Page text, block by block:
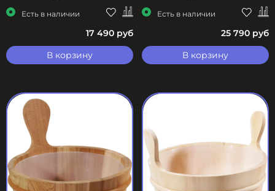
Есть в наличии
17 490 руб
В корзину
Есть в наличии
25 790 руб
В корзину